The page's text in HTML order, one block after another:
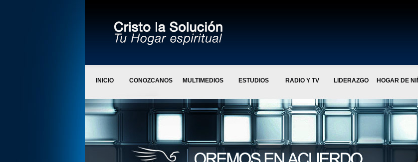
INICIO CONOZCANOS MULTIMEDIOS ESTUDIOS RADIO Y TV LIDERAZGO HOGAR DE